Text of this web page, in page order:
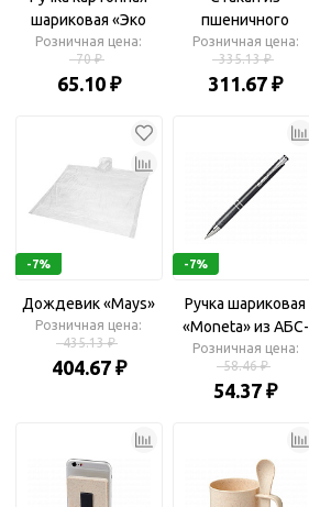
шариковая «Эко
3.0»
Розничная цена:
70 ₽
65.10 ₽
пшеничного
соломенного
волокна «Oka»
Розничная цена:
335.13 ₽
311.67 ₽
-7%
Дождевик «Mays»
Розничная цена:
435.13 ₽
404.67 ₽
-7%
Ручка шариковая
«Moneta» из АБС-
пластика и
пшеничной соломы
Розничная цена:
58.46 ₽
54.37 ₽